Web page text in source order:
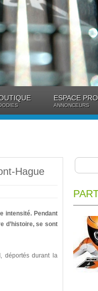
ESPACE PRO
ANNONCEURS
Hague
intensité. Pendant
d’histoire, se sont
déportés durant la